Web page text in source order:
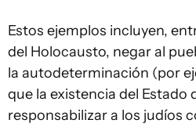
Estos ejemplos incluyen,
del Holocausto, negar al
la autodeterminación (por
que la existencia del Estado
responsabilizar a los judíos